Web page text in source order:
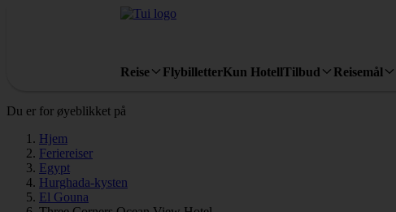
Reise FlybilletterKun HotellTilbud Reisemål
Du er for øyeblikket på
Hjem
Feriereiser
Egypt
Hurghada-kysten
El Gouna